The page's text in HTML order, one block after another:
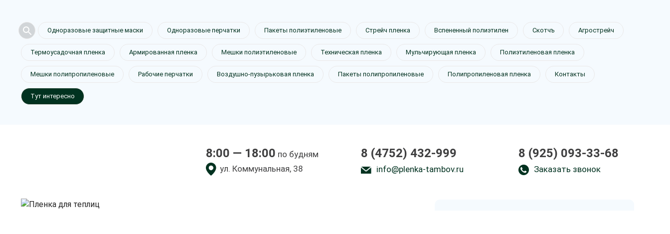
Одноразовые защитные маски Одноразовые перчатки Пакеты полиэтиленовые Стрейч пленка Вспененный полиэтилен Скотчъ Агрострейч
Термоусадочная пленка Армированная пленка Мешки полиэтиленовые Техническая пленка Мульчирующая пленка Полиэтиленовая пленка
Мешки полипропиленовые Рабочие перчатки Воздушно-пузырьковая пленка Пакеты полипропиленовые Полипропиленовая пленка Контакты
Тут интересно
8:00 — 18:00 по будням
ул. Коммунальная, 38
8 (4752) 432-999
info@plenka-tambov.ru
8 (925) 093-33-68
Заказать звонок
Пленка для теплиц
в Тамбове
только приятные цены